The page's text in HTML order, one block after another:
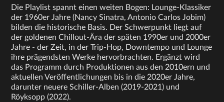
Die Playlist spannt einen weiten Bogen: Lounge-Klassiker
der 1960er Jahre (Nancy Sinatra, Antonio Carlos Jobim)
bilden die historische Basis. Der Schwerpunkt liegt auf
der goldenen Chillout-Ära der späten 1990er und 2000er
Jahre - der Zeit, in der Trip-Hop, Downtempo und Lounge
ihre prägendsten Werke hervorbrachten. Ergänzt wird
das Programm durch Produktionen aus den 2010ern und
aktuellen Veröffentlichungen bis in die 2020er Jahre,
darunter neuere Schiller-Alben (2019-2021) und
Röyksopp (2022).